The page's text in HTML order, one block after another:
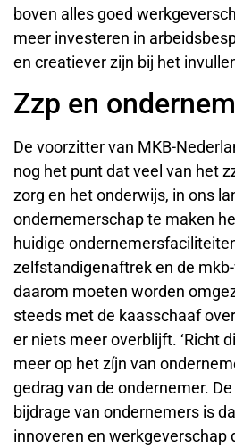
boven alles goed
meer investeren in
en creatiever zijn bij het
Zzp en
De voorzitter van MKB-
nog het punt dat veel van het
zorg en het onderwijs, in ons
ondernemerschap te maken
huidige
zelfstandigenaftrek en de
daarom moeten worden
steeds met de kaasschaaf
er niets meer overblijft. ‘Richt
meer op het zíjn van
gedrag van de ondernemer.
bijdrage van ondernemers is
innoveren en werkgeverschap